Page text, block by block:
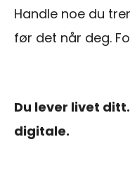
Handle noe du
før det når deg.
Du lever livet
digitale.